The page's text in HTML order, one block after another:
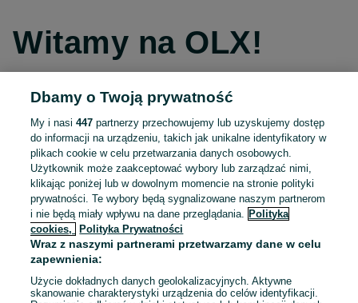
Witamy na OLX!
Kontynuuj przez Facebooka
Kontynuuj przez konto Apple
Kontynuuj przez konto Google
LUB
Dbamy o Twoją prywatność
My i nasi447 partnerzy przechowujemy lub uzyskujemy dostęp
do informacji na urządzeniu, takich jak unikalne identyfikatory w
plikach cookie w celu przetwarzania danych osobowych.
Użytkownik może zaakceptować wybory lub zarządzać nimi,
klikając poniżej lub w dowolnym momencie na stronie polityki
prywatności. Te wybory będą sygnalizowane naszym partnerom
i nie będą miały wpływu na dane przeglądania.
Polityka
cookies,
Polityka Prywatności
Wraz z naszymi partnerami przetwarzamy dane w celu
zapewnienia:
Użycie dokładnych danych geolokalizacyjnych. Aktywne
skanowanie charakterystyki urządzenia do celów identyfikacji.